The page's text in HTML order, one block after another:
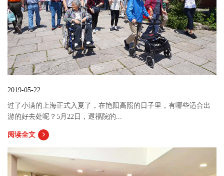
2019-05-22
过了小满的上海正式入夏了，在艳阳高照的日子里，有哪些适合出
游的好去处呢？5月22日，遐福院的...
阅读全文